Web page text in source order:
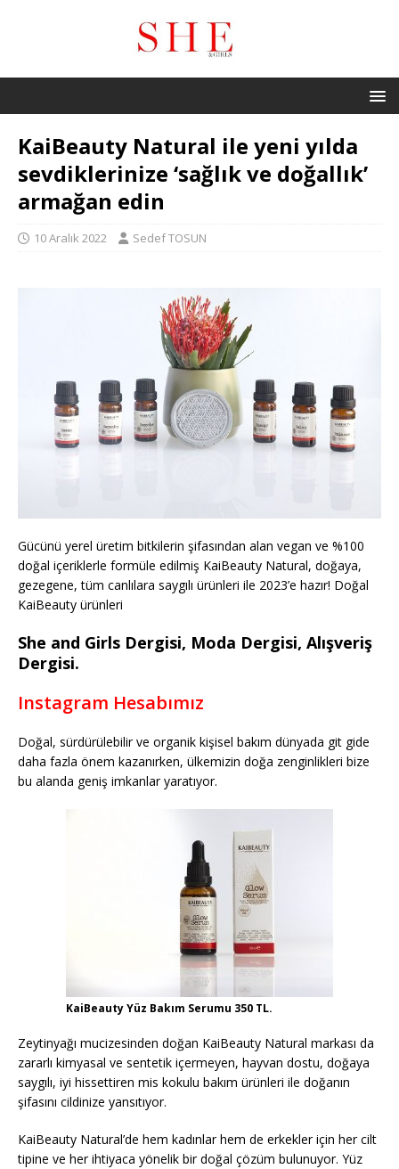
KaiBeauty Natural ile yeni yılda
sevdiklerinize ‘sağlık ve doğallık’
armağan edin
10 Aralık 2022 Sedef TOSUN
Gücünü yerel üretim bitkilerin şifasından alan vegan ve %100
doğal içeriklerle formüle edilmiş KaiBeauty Natural, doğaya,
gezegene, tüm canlılara saygılı ürünleri ile 2023’e hazır! Doğal
KaiBeauty ürünleri
She and Girls Dergisi, Moda Dergisi, Alışveriş
Dergisi.
Instagram Hesabımız
Doğal, sürdürülebilir ve organik kişisel bakım dünyada git gide
daha fazla önem kazanırken, ülkemizin doğa zenginlikleri bize
bu alanda geniş imkanlar yaratıyor.
KaiBeauty Yüz Bakım Serumu 350 TL.
Zeytinyağı mucizesinden doğan KaiBeauty Natural markası da
zararlı kimyasal ve sentetik içermeyen, hayvan dostu, doğaya
saygılı, iyi hissettiren mis kokulu bakım ürünleri ile doğanın
şifasını cildinize yansıtıyor.
KaiBeauty Natural’de hem kadınlar hem de erkekler için her cilt
tipine ve her ihtiyaca yönelik bir doğal çözüm bulunuyor. Yüz